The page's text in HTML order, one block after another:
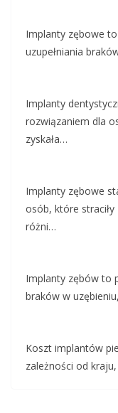
Implanty zębowe
uzupełniania
Implanty
rozwiązaniem dla
zyskała…
Implanty zębowe
osób, które
różni…
Implanty zębów to
braków w
Koszt implantów
zależności od